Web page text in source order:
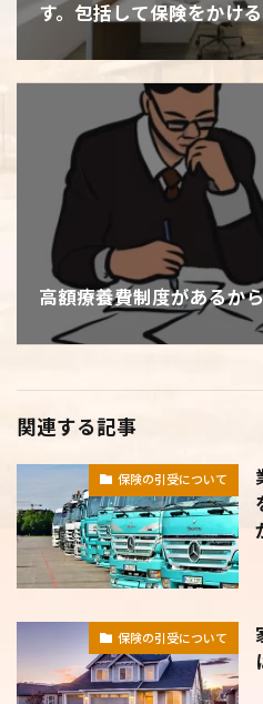
す。包括して保険をかけ
高額療養費制度があるか
関連する記事
保険の引受について
保険の引受について